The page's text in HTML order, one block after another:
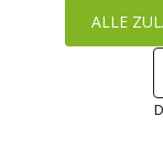
ALLE